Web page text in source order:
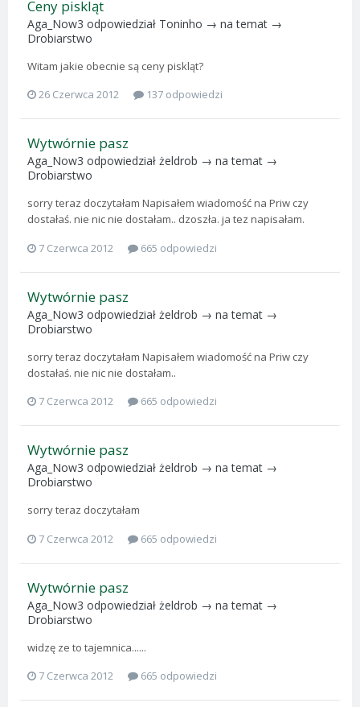
Ceny piskląt
Aga_Now3 odpowiedział Toninho → na temat →
Drobiarstwo
Witam jakie obecnie są ceny piskląt?
26 Czerwca 2012
137 odpowiedzi
Wytwórnie pasz
Aga_Now3 odpowiedział żeldrob → na temat →
Drobiarstwo
sorry teraz doczytałam Napisałem wiadomość na Priw czy
dostałaś. nie nic nie dostałam.. dzoszła. ja tez napisałam.
7 Czerwca 2012
665 odpowiedzi
Wytwórnie pasz
Aga_Now3 odpowiedział żeldrob → na temat →
Drobiarstwo
sorry teraz doczytałam Napisałem wiadomość na Priw czy
dostałaś. nie nic nie dostałam..
7 Czerwca 2012
665 odpowiedzi
Wytwórnie pasz
Aga_Now3 odpowiedział żeldrob → na temat →
Drobiarstwo
sorry teraz doczytałam
7 Czerwca 2012
665 odpowiedzi
Wytwórnie pasz
Aga_Now3 odpowiedział żeldrob → na temat →
Drobiarstwo
widzę ze to tajemnica......
7 Czerwca 2012
665 odpowiedzi